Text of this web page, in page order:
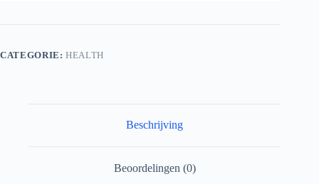
CATEGORIE:HEALTH
Beschrijving
Beoordelingen (0)